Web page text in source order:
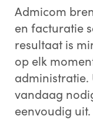
Admicom
en facturatie
resultaat is
op elk
administratie.
vandaag
eenvoudig uit.